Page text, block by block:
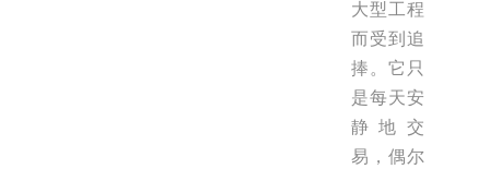
大型工程
而受到追
捧。它只
是每天安
静地交
易，偶尔